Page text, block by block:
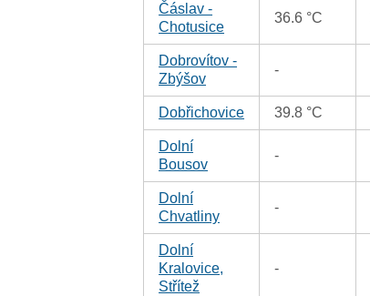
Čáslav -
Chotusice
36.6 °C
Dobrovítov -
Zbýšov
-
Dobřichovice 39.8 °C
Dolní
Bousov
-
Dolní
Chvatliny
-
Dolní
Kralovice,
Střítež
-